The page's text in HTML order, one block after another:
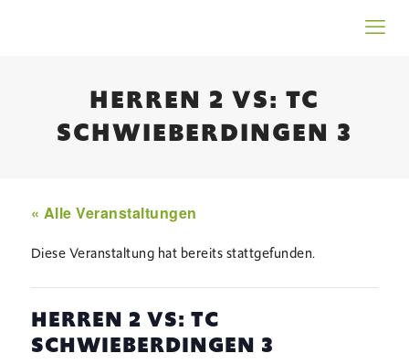
HERREN 2 VS: TC
SCHWIEBERDINGEN 3
« Alle Veranstaltungen
Diese Veranstaltung hat bereits stattgefunden.
HERREN 2 VS: TC
SCHWIEBERDINGEN 3